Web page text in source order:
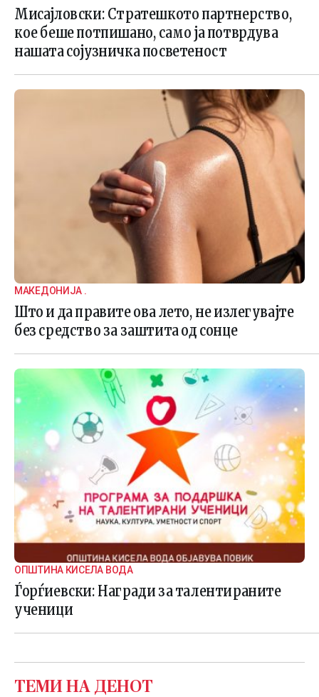
Мисајловски: Стратешкото партнерство,
кое беше потпишано, само ја потврдува
нашата сојузничка посветеност
МАКЕДОНИЈА .
Што и да правите ова лето, не излегувајте
без средство за заштита од сонце
ОПШТИНА КИСЕЛА ВОДА
Ѓорѓиевски: Награди за талентираните
ученици
ТЕМИ НА ДЕНОТ